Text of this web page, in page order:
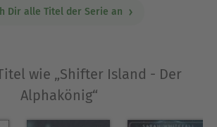
Dir alle Titel der Serie an
wie „Shifter Island - Der
Alphakönig“